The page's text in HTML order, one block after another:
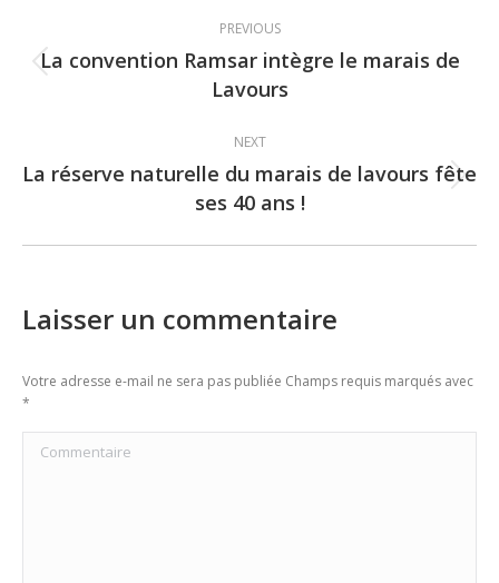
navigation
PREVIOUS
Previous
post:
La convention Ramsar intègre le marais de
Lavours
NEXT
Next
post:
La réserve naturelle du marais de lavours fête
ses 40 ans !
Laisser un commentaire
Votre adresse e-mail ne sera pas publiée Champs requis marqués avec
*
Commentaire